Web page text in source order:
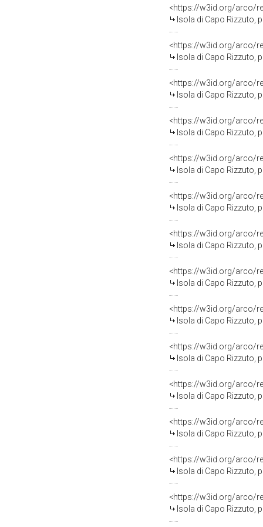
<https://w3id.org/arco/
Isola di Capo Rizzuto, progetto NATO
<https://w3id.org/arco/
Isola di Capo Rizzuto, progetto NATO
<https://w3id.org/arco/
Isola di Capo Rizzuto, progetto NATO
<https://w3id.org/arco/
Isola di Capo Rizzuto, progetto
<https://w3id.org/arco/
Isola di Capo Rizzuto, progetto NATO
<https://w3id.org/arco/
Isola di Capo Rizzuto, progetto
<https://w3id.org/arco/
Isola di Capo Rizzuto, progetto
<https://w3id.org/arco/
Isola di Capo Rizzuto, progetto
<https://w3id.org/arco/
Isola di Capo Rizzuto, progetto
<https://w3id.org/arco/
Isola di Capo Rizzuto, progetto
<https://w3id.org/arco/
Isola di Capo Rizzuto, progetto
<https://w3id.org/arco/
Isola di Capo Rizzuto, progetto NATO
<https://w3id.org/arco/
Isola di Capo Rizzuto, progetto
<https://w3id.org/arco/
Isola di Capo Rizzuto, progetto